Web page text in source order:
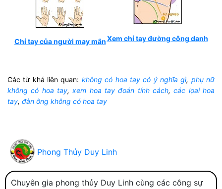
Chỉ tay của người may mắnXem chỉ tay đường công danh
Các từ khá liên quan: không có hoa tay có ý nghĩa gì, phụ nữ
không có hoa tay, xem hoa tay đoán tính cách,các lọai hoa
tay, đàn ông không có hoa tay
Phong Thủy Duy Linh
Chuyên gia phong thủy Duy Linh cùng các công sự